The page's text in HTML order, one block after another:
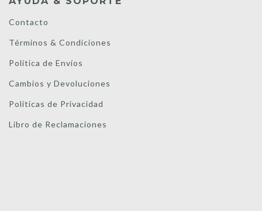
Contacto
Términos & Condiciones
Política de Envíos
Cambios y Devoluciones
Políticas de Privacidad
Libro de Reclamaciones